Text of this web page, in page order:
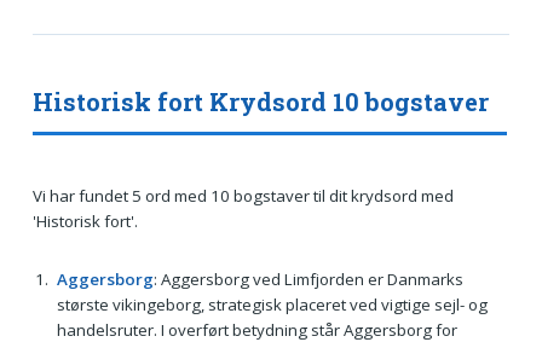
Historisk fort Krydsord 10 bogstaver
Vi har fundet 5 ord med 10 bogstaver til dit krydsord med
'Historisk fort'.
Aggersborg: Aggersborg ved Limfjorden er Danmarks
største vikingeborg, strategisk placeret ved vigtige sejl- og
handelsruter. I overført betydning står Aggersborg for